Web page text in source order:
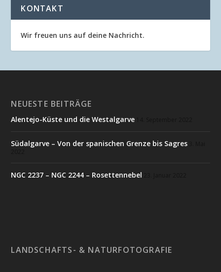
KONTAKT
Wir freuen uns auf deine Nachricht.
NEUESTE BEITRÄGE
Alentejo-Küste und die Westalgarve
Südalgarve – Von der spanischen Grenze bis Sagres
NGC 2237 – NGC 2244 – Rosettennebel
LANDSCHAFTS- & NATURFOTOGRAFIE